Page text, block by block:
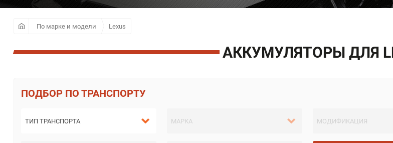
По марке и модели Lexus
АККУМУЛЯТОРЫ ДЛЯ
ПО ТРАНСПОРТУ